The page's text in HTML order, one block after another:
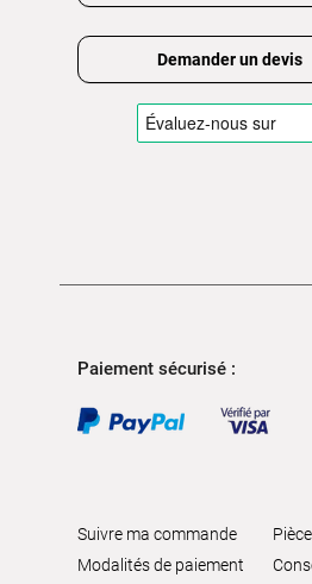
Demander un devis
Paiement sécurisé :
Suivre ma commande
Modalités de paiement